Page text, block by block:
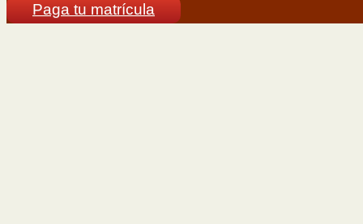
Paga tu matrícula